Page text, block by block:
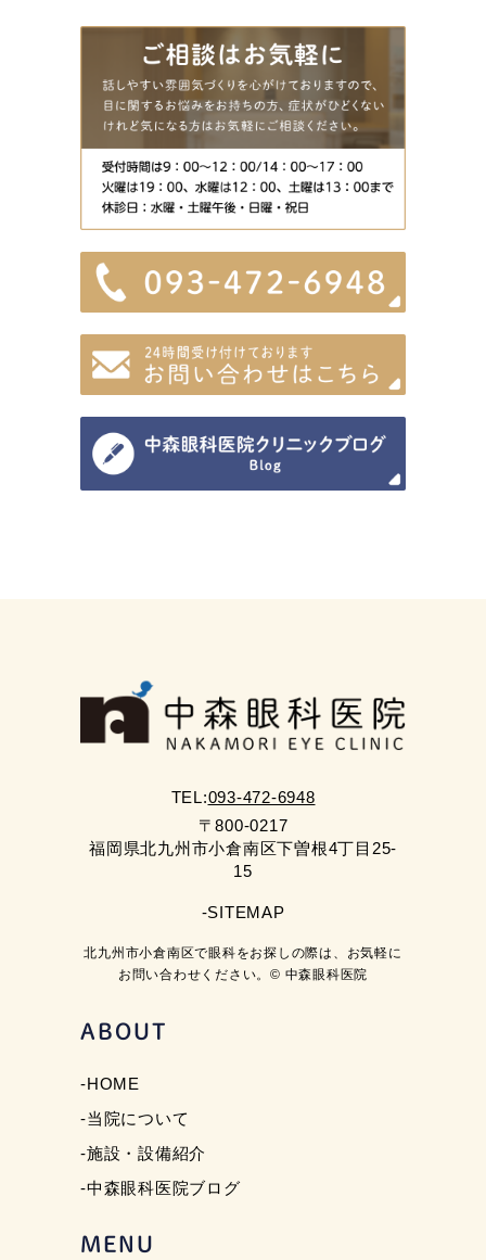
TEL:093-472-6948
〒800-0217
福岡県北九州市小倉南区下曽根4丁目25-
15
-SITEMAP
北九州市小倉南区で眼科をお探しの際は、お気軽に
お問い合わせください。© 中森眼科医院
ABOUT
-HOME
-当院について
-施設・設備紹介
-中森眼科医院ブログ
MENU